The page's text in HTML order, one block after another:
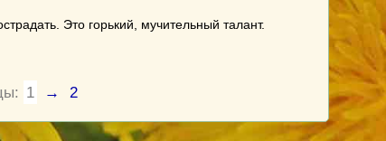
Это горький, мучительный талант.
1 → 2